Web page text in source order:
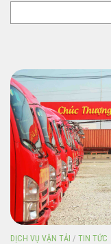
DỊCH VỤ VẬN TẢI / TIN TỨC